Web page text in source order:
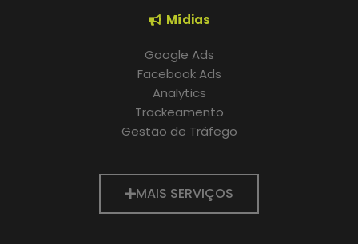
Mídias
Google Ads
Facebook Ads
Analytics
Trackeamento
Gestão de Tráfego
MAIS SERVIÇOS